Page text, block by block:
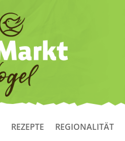
REZEPTE REGIONALITÄT